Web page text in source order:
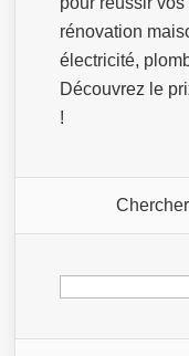
rénovation
électricité,
Découvrez le
!
Rechercher :